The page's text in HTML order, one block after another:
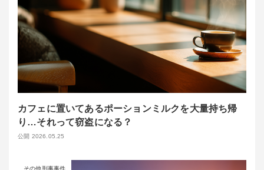
カフェに置いてあるポーションミルクを大量持ち帰
り…それって窃盗になる？
公開 2026.05.25
その他刑事事件